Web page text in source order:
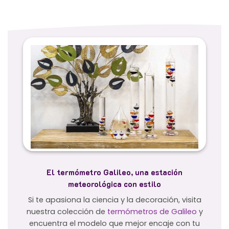
El termómetro Galileo, una estación
meteorológica con estilo
Si te apasiona la ciencia y la decoración, visita
nuestra colección de termómetros de Galileo y
encuentra el modelo que mejor encaje con tu